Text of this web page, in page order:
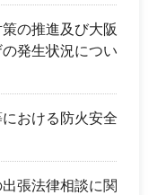
の推進及び大阪
発生状況につい
おける防火安全
張法律相談に関